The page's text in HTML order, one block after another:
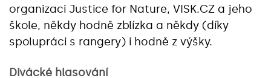
organizaci Justice for Nature, VISK.CZ a jeho
škole, někdy hodně zblízka a někdy (díky
spolupráci s rangery) i hodně z výšky.
Divácké hlasování